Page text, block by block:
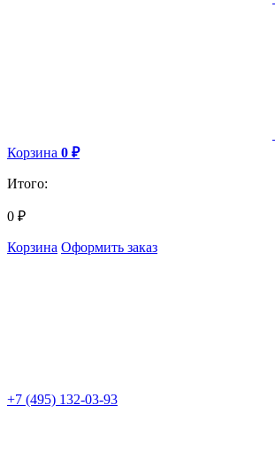
Корзина 0 ₽
Итого:
0 ₽
Корзина Оформить заказ
+7 (495) 132-03-93